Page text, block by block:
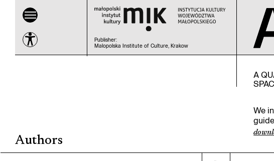
A
Publisher:
Malopolska Institute of Culture, Krakow
We
Authors